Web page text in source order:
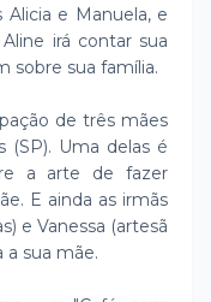
e Manuela, e
irá contar sua
sobre sua família.
de três mães
(SP). Uma delas é
a arte de fazer
E ainda as irmãs
e Vanessa (artesã
a sua mãe.